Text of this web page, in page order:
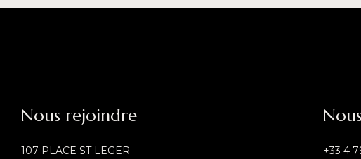
Nous rejoindre
107 PLACE ST LEGER
+33 4